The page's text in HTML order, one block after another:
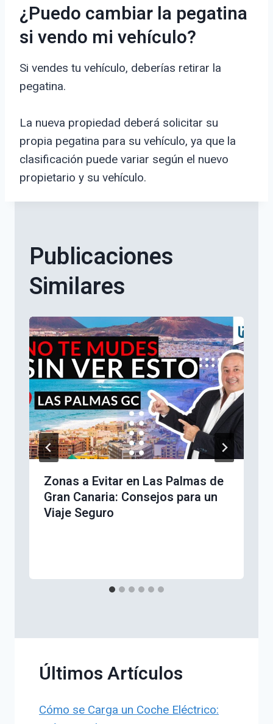
¿Puedo cambiar la pegatina
si vendo mi vehículo?
Si vendes tu vehículo, deberías retirar la
pegatina.
La nueva propiedad deberá solicitar su
propia pegatina para su vehículo, ya que la
clasificación puede variar según el nuevo
propietario y su vehículo.
Publicaciones
Similares
Zonas a Evitar en Las Palmas de
Gran Canaria: Consejos para un
Viaje Seguro
Últimos Artículos
Cómo se Carga un Coche Eléctrico: